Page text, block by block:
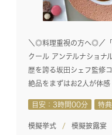
＼◎料理重視の方へ◎／
クール アンテルナショナ
歴を誇る坂田シェフ監修
絶品をまずはお2人が体感
目安：3時間00分 特
模擬挙式 模擬披露宴